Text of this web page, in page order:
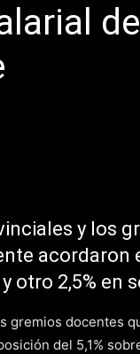
y los
acordaron
otro 2,5% en
gremios docentes
del 5,1%